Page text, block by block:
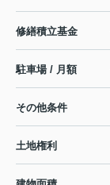
修繕積立基金
駐車場 / 月額
その他条件
土地権利